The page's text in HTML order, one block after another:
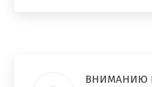
ВНИМАНИЮ